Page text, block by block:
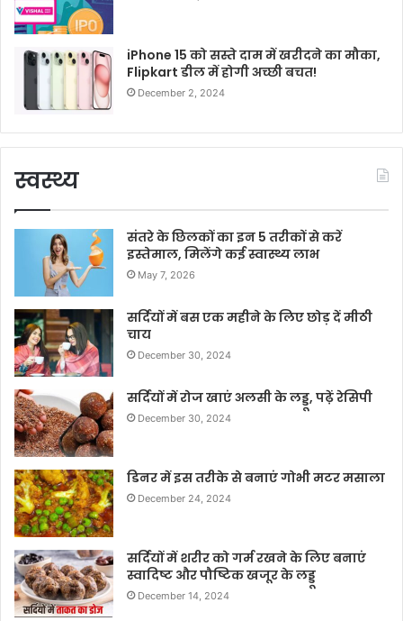
iPhone 15 को सस्ते दाम में खरीदने का मौका,
Flipkart डील में होगी अच्छी बचत!
December 2, 2024
स्वस्थ्य
संतरे के छिलकों का इन 5 तरीकों से करें
इस्तेमाल, मिलेंगे कई स्वास्थ्य लाभ
May 7, 2026
सर्दियों में बस एक महीने के लिए छोड़ दें मीठी
चाय
December 30, 2024
सर्दियों में रोज खाएं अलसी के लड्डू, पढ़ें रेसिपी
December 30, 2024
डिनर में इस तरीके से बनाएं गोभी मटर मसाला
December 24, 2024
सर्दियों में शरीर को गर्म रखने के लिए बनाएं
स्वादिष्ट और पौष्टिक खजूर के लड्डू
December 14, 2024